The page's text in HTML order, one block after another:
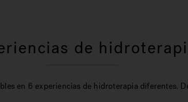
de
en 6 experiencias de hidroterapia diferentes.